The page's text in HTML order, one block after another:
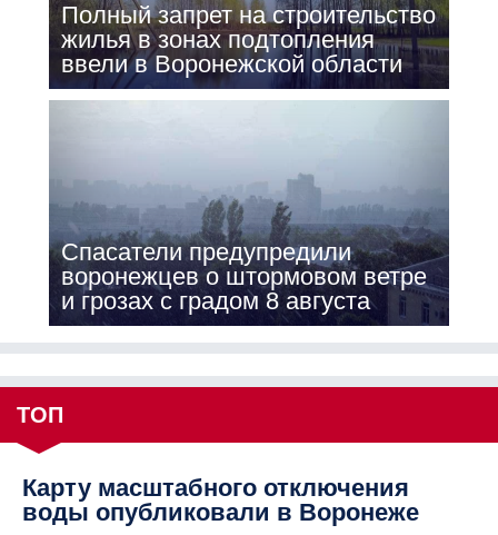
Полный запрет на строительство
жилья в зонах подтопления
ввели в Воронежской области
Спасатели предупредили
воронежцев о штормовом ветре
и грозах с градом 8 августа
ТОП
Карту масштабного отключения
воды опубликовали в Воронеже